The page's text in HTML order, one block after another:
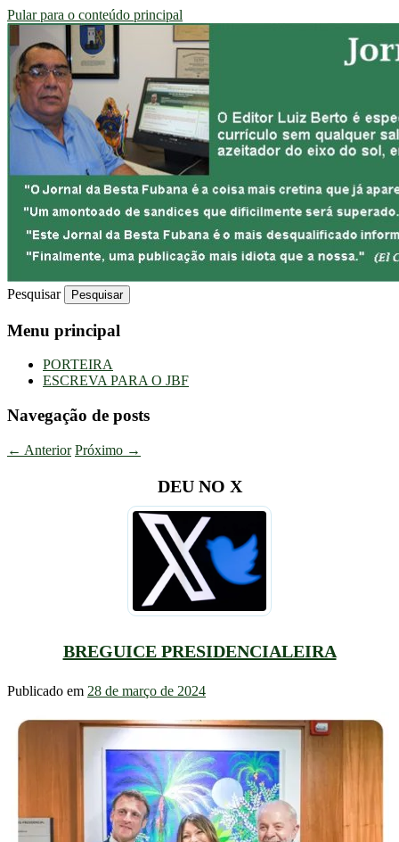
Pular para o conteúdo principal
JORNAL DA BESTA FUBANA
Uma Gazeta Escrota
Pesquisar
Menu principal
PORTEIRA
ESCREVA PARA O JBF
Navegação de posts
← Anterior Próximo →
DEU NO X
BREGUICE PRESIDENCIALEIRA
Publicado em 28 de março de 2024